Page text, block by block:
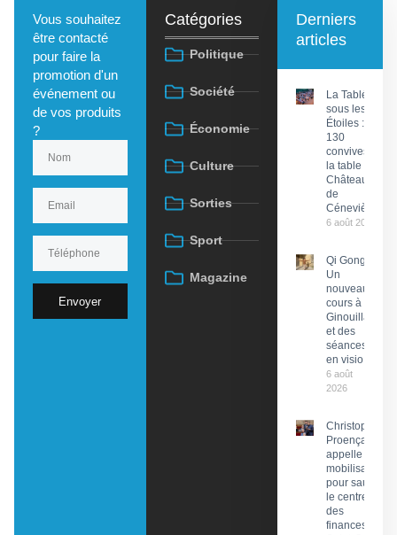
Vous souhaitez
être contacté
pour faire la
promotion d'un
événement ou
de vos produits
?
Envoyer
Catégories
Politique
Société
Économie
Culture
Sorties
Sport
Magazine
Derniers
articles
La Tablée
sous les
Étoiles :
130
convives à
la table du
Château
de
Cénevières
6 août 2026
Qi Gong :
Un
nouveau
cours à
Ginouillac
et des
séances
en visio
6 août
2026
Christophe
Proença
appelle à la
mobilisation
pour sauver
le centre
des
finances de